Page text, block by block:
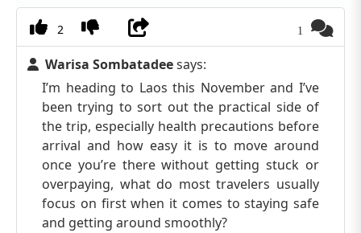
2 1
Warisa Sombatadeesays:
I’m heading to Laos this November and I’ve
been trying to sort out the practical side of
the trip, especially health precautions before
arrival and how easy it is to move around
once you’re there without getting stuck or
overpaying, what do most travelers usually
focus on first when it comes to staying safe
and getting around smoothly?